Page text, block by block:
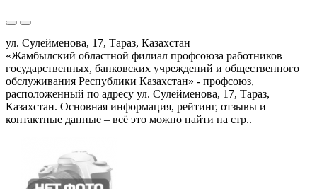
ул. Сулейменова, 17, Тараз, Казахстан
«Жамбылский областной филиал профсоюза работников
государственных, банковских учреждений и общественного
обслуживания Республики Казахстан» - профсоюз,
расположенный по адресу ул. Сулейменова, 17, Тараз,
Казахстан. Основная информация, рейтинг, отзывы и
контактные данные – всё это можно найти на стр..